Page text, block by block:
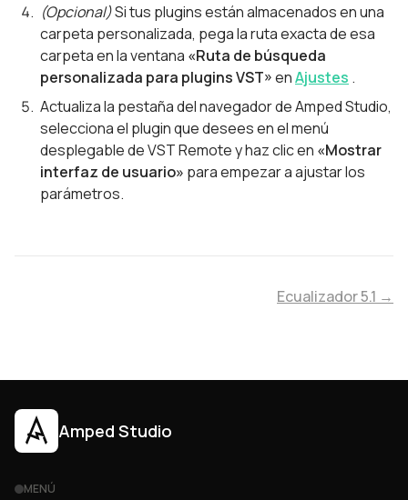
(Opcional)Si tus plugins están almacenados en una
carpeta personalizada, pega la ruta exacta de esa
carpeta en la ventana «Ruta de búsqueda
personalizada para plugins VST»enAjustes .
Actualiza la pestaña del navegador de Amped Studio,
selecciona el plugin que desees en el menú
desplegable de VST Remote y haz clic en «Mostrar
interfaz de usuario» para empezar a ajustar los
parámetros.
Ecualizador 5.1 →
Amped Studio
MENÚ